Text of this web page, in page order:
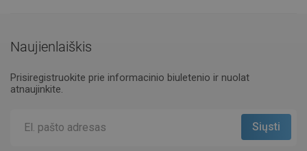
Naujienlaiškis
Prisiregistruokite prie informacinio biuletenio ir nuolat
atnaujinkite.